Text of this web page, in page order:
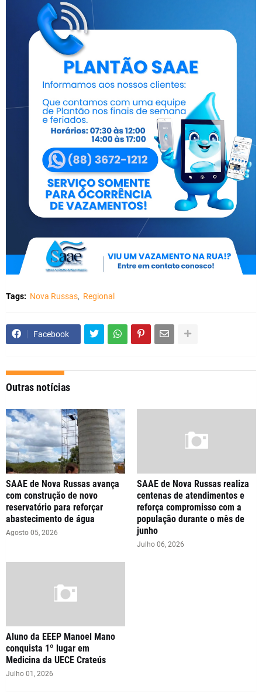
Tags: Nova Russas Regional
Facebook
Outras notícias
SAAE de Nova Russas avança
com construção de novo
reservatório para reforçar
abastecimento de água
Agosto 05, 2026
SAAE de Nova Russas realiza
centenas de atendimentos e
reforça compromisso com a
população durante o mês de
junho
Julho 06, 2026
Aluno da EEEP Manoel Mano
conquista 1º lugar em
Medicina da UECE Crateús
Julho 01, 2026